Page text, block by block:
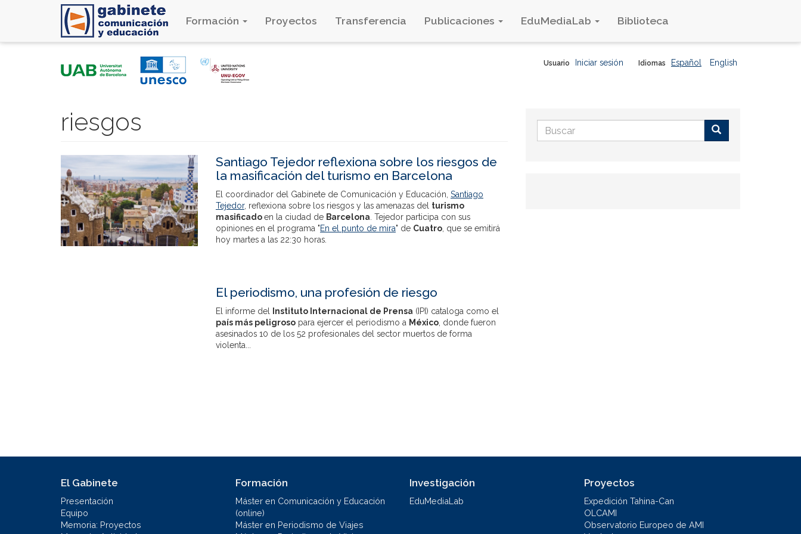
Formación Proyectos Transferencia Publicaciones EduMediaLab Biblioteca
Idiomas Español English
Usuario Iniciar sesión
riesgos
Santiago Tejedor reflexiona sobre los riesgos de
la masificación del turismo en Barcelona
El coordinador del Gabinete de Comunicación y Educación, Santiago
Tejedor, reflexiona sobre los riesgos y las amenazas del turismo
masificadoen la ciudad de Barcelona . Tejedor participa con sus
opiniones en el programa "En el punto de mira" de Cuatro, que se emitirá
hoy martes a las 22:30 horas.
El periodismo, una profesión de riesgo
El informe del Instituto Internacional de Prensa (IPI) cataloga como el
país más peligrosopara ejercer el periodismo a México, donde fueron
asesinados 10 de los 52 profesionales del sector muertos de forma
violenta...
Formulario
de
El Gabinete
Presentación
Equipo
Memoria: Proyectos
Formación
Máster en Comunicación y Educación
(online)
Máster en Periodismo de Viajes
Investigación
EduMediaLab
Proyectos
Expedición Tahina-Can
OLCAMI
Observatorio Europeo de AMI